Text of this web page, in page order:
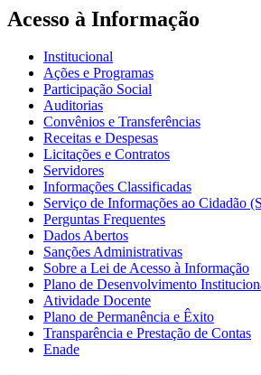
Acesso à Informação
Institucional
Ações e Programas
Participação Social
Auditorias
Convênios e Transferências
Receitas e Despesas
Licitações e Contratos
Servidores
Informações Classificadas
Serviço de Informações ao Cidadão
Perguntas Frequentes
Dados Abertos
Sanções Administrativas
Sobre a Lei de Acesso à Informação
Plano de Desenvolvimento
Atividade Docente
Plano de Permanência e Êxito
Transparência e Prestação de Contas
Enade